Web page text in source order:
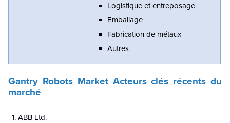
Logistique et entreposage
Emballage
Fabrication de métaux
Autres
Gantry Robots Market Acteurs clés récents du
marché
ABB Ltd.